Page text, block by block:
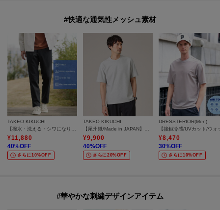
#快適な通気性メッシュ素材
TAKEO KIKUCHI
¥11,880
40%OFF
さらに10%OFF
TAKEO KIKUCHI
¥9,900
40%OFF
さらに20%OFF
DRESSTERIOR(Men)
¥8,470
30%OFF
さらに10%OFF
#華やかな刺繍デザインアイテム